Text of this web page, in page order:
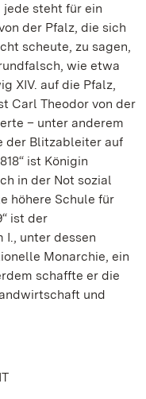
steht für ein
der Pfalz, die sich
scheute, zu sagen,
wie etwa
XIV. auf die Pfalz,
Carl Theodor von der
– unter anderem
der Blitzableiter auf
ist Königin
in der Not sozial
höhere Schule für
ist der
unter dessen
Monarchie, ein
schaffte er die
und